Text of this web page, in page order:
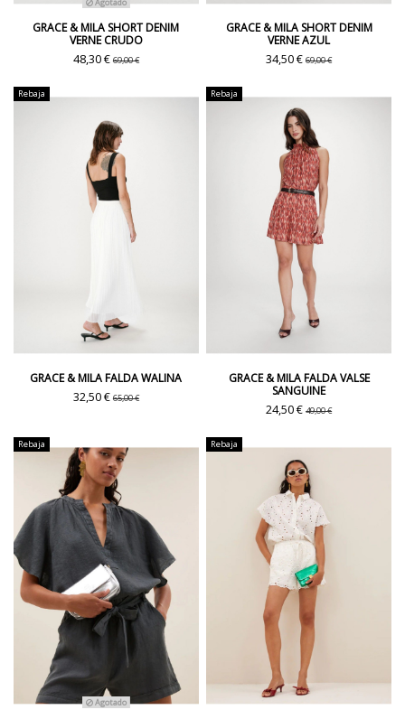
GRACE & MILA SHORT DENIM
VERNE CRUDO
48,30 €69,00 €
GRACE & MILA SHORT DENIM
VERNE AZUL
34,50 €69,00 €
Rebaja
GRACE & MILA FALDA WALINA
32,50 €65,00 €
Rebaja
GRACE & MILA FALDA VALSE
SANGUINE
24,50 €49,00 €
Rebaja
Agotado
Rebaja